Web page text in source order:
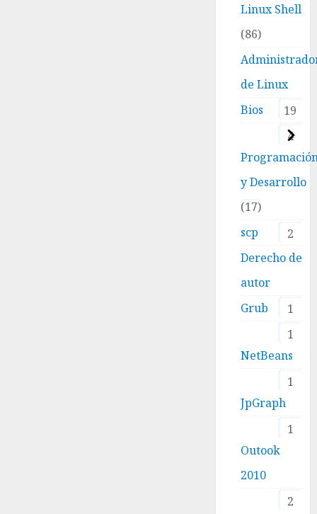
Linux Shell
86
de Linux
19
Bios
4
y Desarrollo
17
scp
2
Derecho de
autor
1
Grub
1
NetBeans
1
JpGraph
1
Outook
2010
2